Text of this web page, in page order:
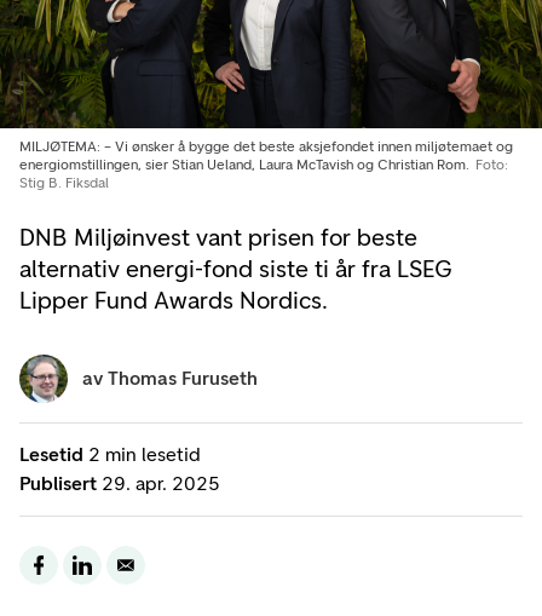
DNB Miljøinvest vant prisen for beste
alternativ energi-fond siste ti år fra LSEG
Lipper Fund Awards Nordics.
MILJØTEMA: – Vi ønsker å bygge det beste aksjefondet innen miljøtemaet og
energiomstillingen, sier Stian Ueland, Laura McTavish og Christian Rom.
Foto:
Stig B. Fiksdal
Lesetid 2 min lesetid
Publisert 29. apr. 2025
av Thomas Furuseth